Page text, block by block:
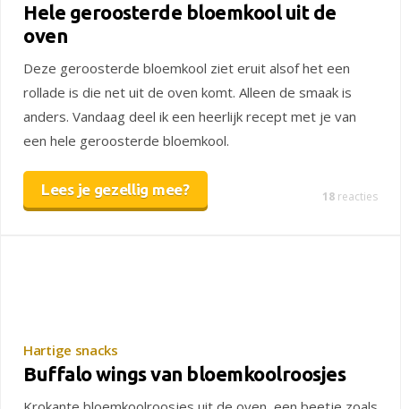
Hele geroosterde bloemkool uit de
oven
Deze geroosterde bloemkool ziet eruit alsof het een
rollade is die net uit de oven komt. Alleen de smaak is
anders. Vandaag deel ik een heerlijk recept met je van
een hele geroosterde bloemkool.
Lees je gezellig mee? 18 reacties
Hartige snacks
Buffalo wings van bloemkoolroosjes